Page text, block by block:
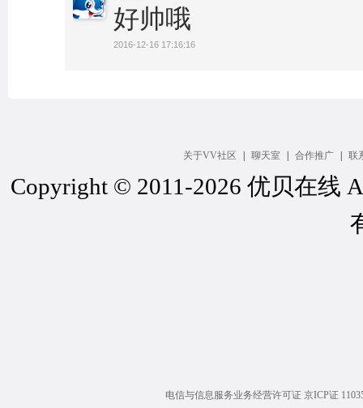
好帅哦
2016-12-16 17:16:16
关于VV社区 聊天室 合作推广 联
Copyright © 2011-2026 优贝在线
电信与信息服务业务经营许可证 京ICP证